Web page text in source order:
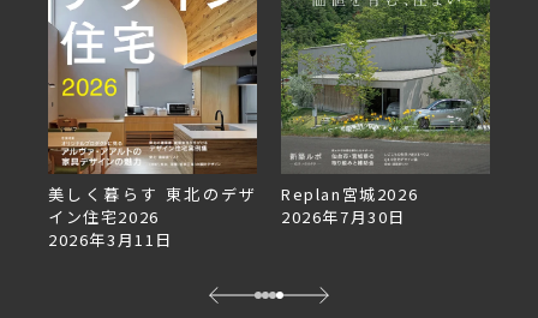
美しく暮らす 東北のデザ
イン住宅2026
2026年3月11日
Replan宮城2026
2026年7月30日